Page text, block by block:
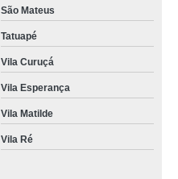
São Mateus
Tatuapé
Vila Curuçá
Vila Esperança
Vila Matilde
Vila Ré